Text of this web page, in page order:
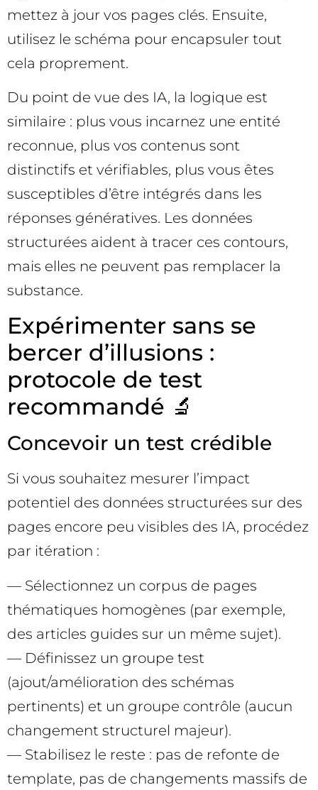
mettez à jour vos pages clés. Ensuite,
utilisez le schéma pour encapsuler tout
cela proprement.
Du point de vue des IA, la logique est
similaire : plus vous incarnez une entité
reconnue, plus vos contenus sont
distinctifs et vérifiables, plus vous êtes
susceptibles d’être intégrés dans les
réponses génératives. Les données
structurées aident à tracer ces contours,
mais elles ne peuvent pas remplacer la
substance.
Expérimenter sans se
bercer d’illusions :
protocole de test
recommandé 🔬
Concevoir un test crédible
Si vous souhaitez mesurer l’impact
potentiel des données structurées sur des
pages encore peu visibles des IA, procédez
par itération :
— Sélectionnez un corpus de pages
thématiques homogènes (par exemple,
des articles guides sur un même sujet).
— Définissez un groupe test
(ajout/amélioration des schémas
pertinents) et un groupe contrôle (aucun
changement structurel majeur).
— Stabilisez le reste : pas de refonte de
template, pas de changements massifs de